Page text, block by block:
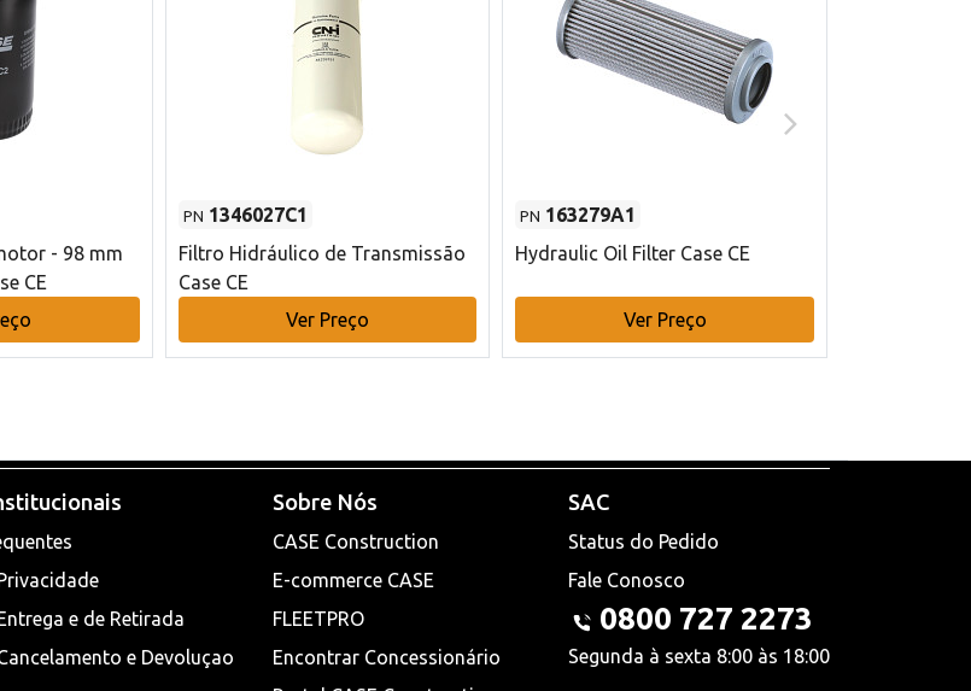
- 98 mm
CE
PN 1346027C1
Filtro Hidráulico de Transmissão
Case CE
Ver Preço
PN 163279A1
Hydraulic Oil Filter Case CE
Ver Preço
e de Retirada
e Devoluçao
Sobre Nós
CASE Construction
E-commerce CASE
FLEETPRO
Encontrar Concessionário
SAC
Status do Pedido
Fale Conosco
0800 727 2273
Segunda à sexta 8:00 às 18:00